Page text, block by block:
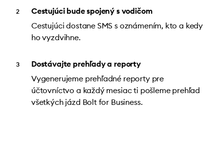
Cestujúci bude spojený s vodičom
Cestujúci dostane SMS s oznámením, kto a kedy
ho vyzdvihne.
Dostávajte prehľady a reporty
Vygenerujeme prehľadné reporty pre
účtovníctvo a každý mesiac ti pošleme prehľad
všetkých jázd Bolt for Business.